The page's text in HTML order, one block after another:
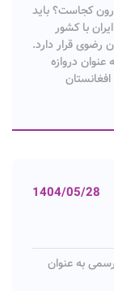
کجاست؟ باید
با کشور
قرار دارد.
دروازه
1404/05/28
به عنوان